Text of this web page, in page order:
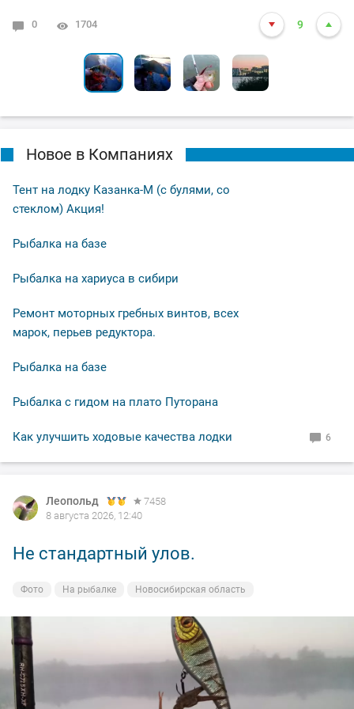
0 1704 9
0 1591 2
1 8006 10
0 6084 6
Новое в Компаниях
Тент на лодку Казанка-М (с булями, со
стеклом) Акция!
Рыбалка на базе
Рыбалка на хариуса в сибири
Ремонт моторных гребных винтов, всех
марок, перьев редуктора.
Рыбалка на базе
Рыбалка с гидом на плато Путорана
Как улучшить ходовые качества лодки 6
Леопольд
7458
8 августа 2026, 12:40
Не стандартный улов.
Фото На рыбалке Новосибирская область
Леопольд
7458
8 августа 2026, 12:38
Утренняя красотка.
Фото На рыбалке Новосибирская область